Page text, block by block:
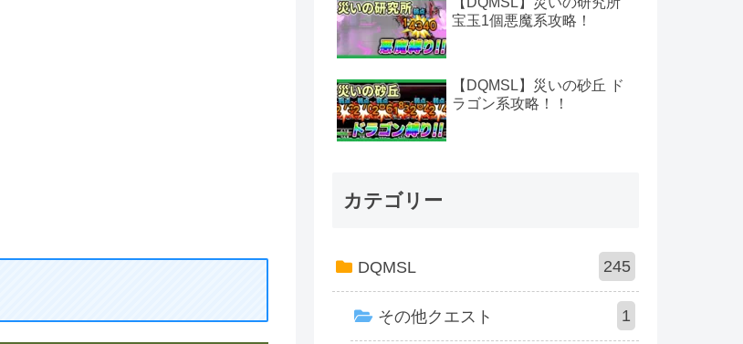
宝玉1個悪魔系攻略！
【DQMSL】災いの砂丘 ド
ラゴン系攻略！！
カテゴリー
DQMSL 245
その他クエスト 1